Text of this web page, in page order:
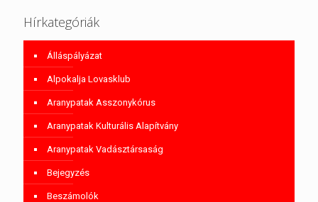
Hírkategóriák
Álláspályázat
Alpokalja Lovasklub
Aranypatak Asszonykórus
Aranypatak Kulturális Alapítvány
Aranypatak Vadásztársaság
Bejegyzés
Beszámolók